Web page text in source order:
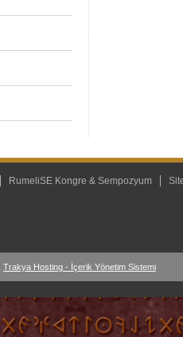
RumeliSE Kongre & Sempozyum
Trakya Hosting - İçerik Yönetim Sistemi